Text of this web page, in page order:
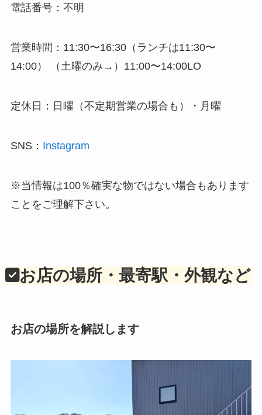
電話番号：不明
営業時間：11:30〜16:30（ランチは11:30〜
14:00） （土曜のみ→）11:00〜14:00LO
定休日：日曜（不定期営業の場合も）・月曜
SNS： Instagram
※当情報は100％確実な物ではない場合もあります
ことをご理解下さい。
お店の場所・最寄駅・外観など
お店の場所を解説します